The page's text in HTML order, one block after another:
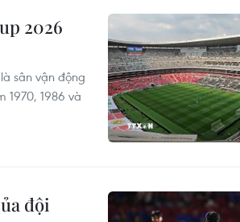
2026
sân vận động
1970, 1986 và
đội